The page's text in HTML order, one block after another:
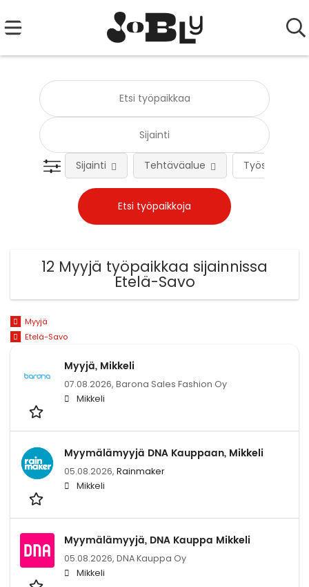
Työsuhteen
Sijainti Tehtäväalue
12 Myyjä työpaikkaa sijainnissa
Etelä-Savo
Myyjä
Etelä-Savo
Myyjä, Mikkeli
07.08.2026, Barona Sales Fashion Oy
Mikkeli
Myymälämyyjä DNA Kauppaan, Mikkeli
05.08.2026, Rainmaker
Mikkeli
Myymälämyyjä, DNA Kauppa Mikkeli
05.08.2026, DNA Kauppa Oy
Mikkeli